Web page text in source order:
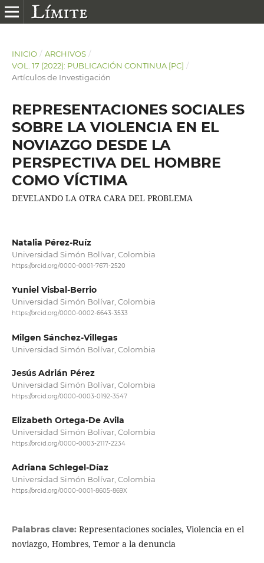
INICIO / ARCHIVOS /
VOL. 17 (2022): PUBLICACIÓN CONTINUA [PC] /
Artículos de Investigación
REPRESENTACIONES SOCIALES
SOBRE LA VIOLENCIA EN EL
NOVIAZGO DESDE LA
PERSPECTIVA DEL HOMBRE
COMO VÍCTIMA
DEVELANDO LA OTRA CARA DEL PROBLEMA
Natalia Pérez-Ruíz
Universidad Simón Bolívar, Colombia
https://orcid.org/0000-0001-7671-2520
Yuniel Visbal-Berrio
Universidad Simón Bolívar, Colombia
https://orcid.org/0000-0002-6643-3533
Milgen Sánchez-Villegas
Universidad Simón Bolívar, Colombia
Jesús Adrián Pérez
Universidad Simón Bolívar, Colombia
https://orcid.org/0000-0003-0192-3547
Elizabeth Ortega-De Avila
Universidad Simón Bolívar, Colombia
https://orcid.org/0000-0003-2117-2234
Adriana Schlegel-Díaz
Universidad Simón Bolívar, Colombia
https://orcid.org/0000-0001-8605-869X
Palabras clave: Representaciones sociales, Violencia en el
noviazgo, Hombres, Temor a la denuncia